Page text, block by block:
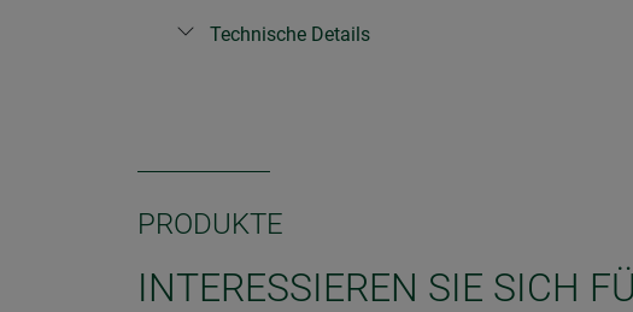
Technische Details
PRODUKTE
INTERESSIEREN SIE SICH